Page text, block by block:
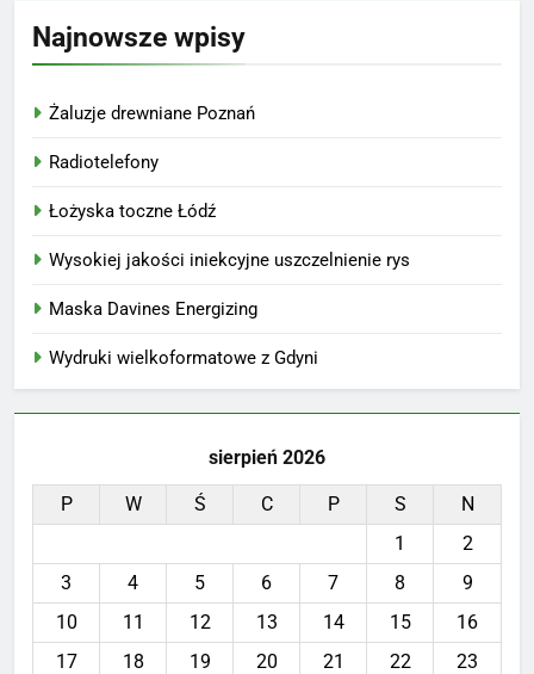
Najnowsze wpisy
Żaluzje drewniane Poznań
Radiotelefony
Łożyska toczne Łódź
Wysokiej jakości iniekcyjne uszczelnienie rys
Maska Davines Energizing
Wydruki wielkoformatowe z Gdyni
sierpień 2026
P W Ś C P S
N
1
2
3
4 5 6 7 8
9
10
11 12 13 14 15
16
17
18 19 20 21 22
23